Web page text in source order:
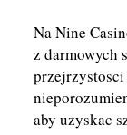
Na Nine
z darmowych
aby uzyskac